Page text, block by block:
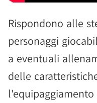
Rispondono alle
personaggi
a eventuali
delle